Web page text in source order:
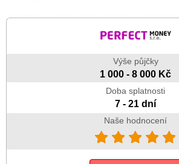
Výše půjčky
1 000 - 8 000 Kč
Doba splatnosti
7 - 21 dní
Naše hodnocení